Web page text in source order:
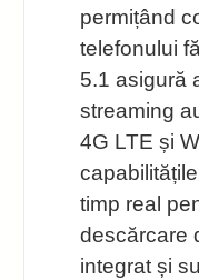
permițând
telefonului
5.1 asigură
streaming
4G LTE și
timp real
descărcare
integrat și